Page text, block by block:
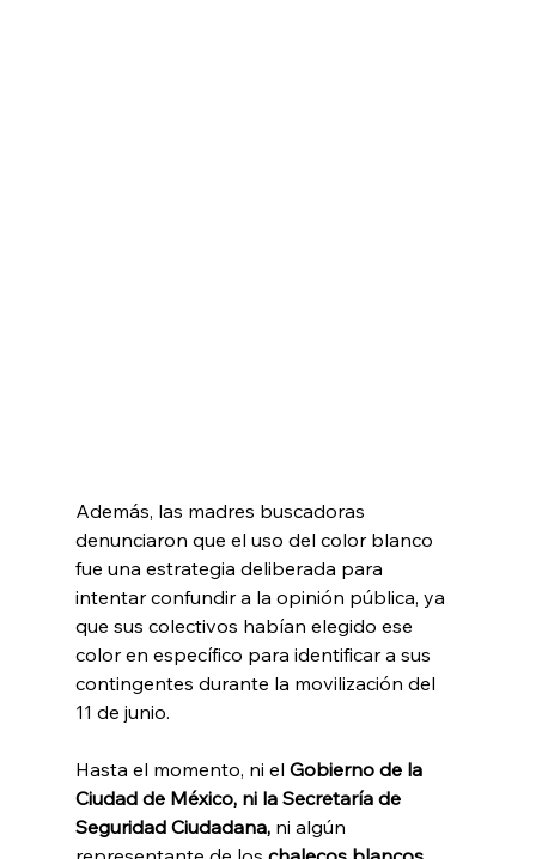
Además, las madres buscadoras
denunciaron que el uso del color blanco
fue una estrategia deliberada para
intentar confundir a la opinión pública, ya
que sus colectivos habían elegido ese
color en específico para identificar a sus
contingentes durante la movilización del
11 de junio.
Hasta el momento, ni el Gobierno de la
Ciudad de México, ni la Secretaría de
Seguridad Ciudadana, ni algún